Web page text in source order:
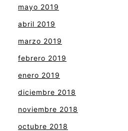
mayo 2019
abril 2019
marzo 2019
febrero 2019
enero 2019
diciembre 2018
noviembre 2018
octubre 2018